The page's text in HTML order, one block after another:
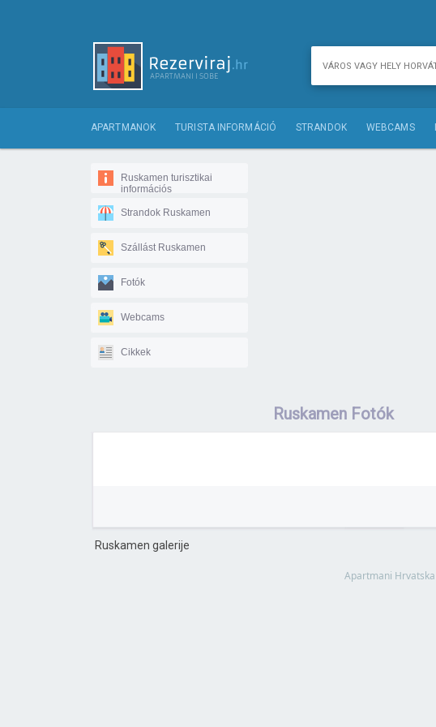
APARTMANOK TURISTA INFORMÁCIÓ STRANDOK WEBCAMS
Ruskamen turisztikai
információs
Strandok Ruskamen
Szállást Ruskamen
Fotók
Webcams
Cikkek
Ruskamen Fotók
Ruskamen galerije
Apartmani Hrvatska